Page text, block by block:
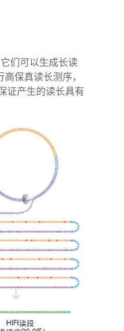
们可以生成长读
保真读长测序，
证产生的读长具有